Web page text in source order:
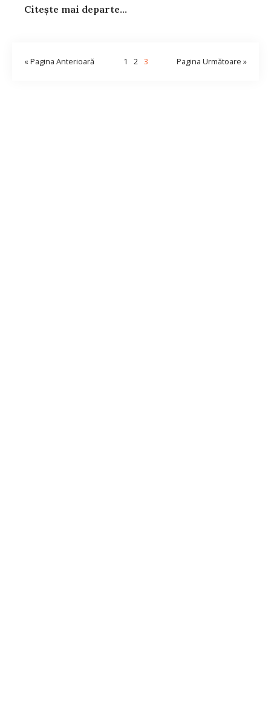
Citește mai departe...
« Pagina Anterioară 1 2 3 Pagina Următoare »